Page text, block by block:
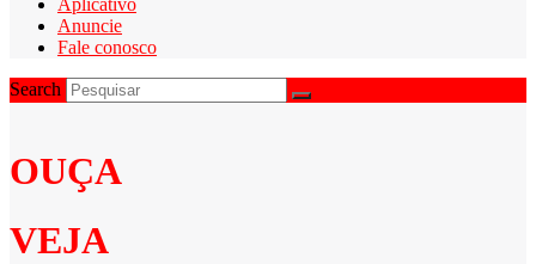
Anuncie
Fale conosco
Search
OUÇA
VEJA